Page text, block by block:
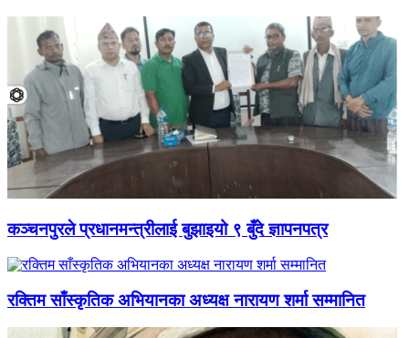
कञ्चनपुरले प्रधानमन्त्रीलाई बुझाइयो ९ बुँदे ज्ञापनपत्र
रक्तिम साँस्कृतिक अभियानका अध्यक्ष नारायण शर्मा सम्मानित